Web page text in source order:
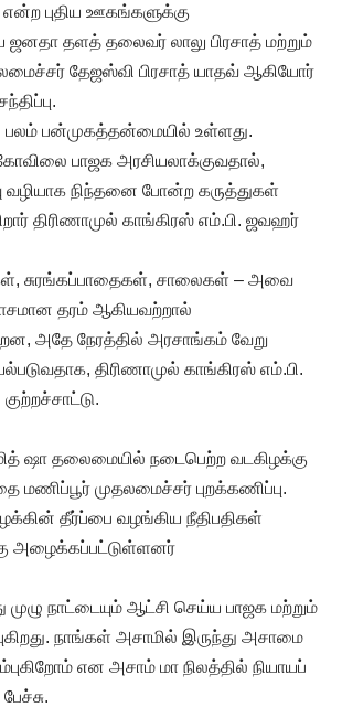
என்ற புதிய ஊகங்களுக்கு
ஜனதா தளத் தலைவர் லாலு பிரசாத் மற்றும்
தேஜஸ்வி பிரசாத் யாதவ் ஆகியோர்
பலம் பன்முகத்தன்மையில் உள்ளது.
பாஜக அரசியலாக்குவதால்,
வழியாக நிந்தனை போன்ற கருத்துகள்
திரிணாமுல் காங்கிரஸ் எம்.பி. ஜவஹர்
சுரங்கப்பாதைகள், சாலைகள் – அவை
தரம் ஆகியவற்றால்
அதே நேரத்தில் அரசாங்கம் வேறு
திரிணாமுல் காங்கிரஸ் எம்.பி.
ஷா தலைமையில் நடைபெற்ற வடகிழக்கு
மணிப்பூர் முதலமைச்சர் புறக்கணிப்பு.
தீர்ப்பை வழங்கிய நீதிபதிகள்
அழைக்கப்பட்டுள்ளனர்
முழு நாட்டையும் ஆட்சி செய்ய பாஜக மற்றும்
நாங்கள் அசாமில் இருந்து அசாமை
என அசாம் மா நிலத்தில் நியாயப்